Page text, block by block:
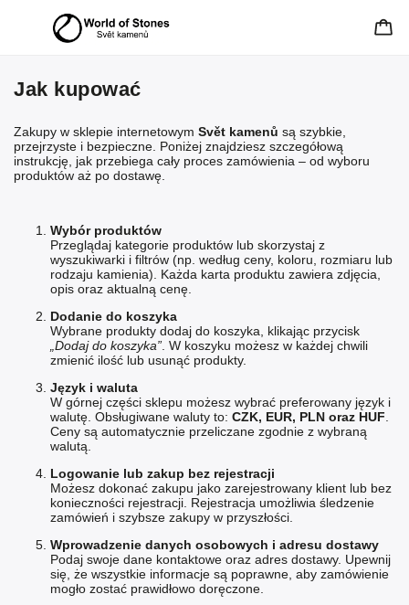
Jak kupować
Zakupy w sklepie internetowym Svět kamenů są szybkie,
przejrzyste i bezpieczne. Poniżej znajdziesz szczegółową
instrukcję, jak przebiega cały proces zamówienia – od wyboru
produktów aż po dostawę.
Wybór produktów
Przeglądaj kategorie produktów lub skorzystaj z
wyszukiwarki i filtrów (np. według ceny, koloru, rozmiaru lub
rodzaju kamienia). Każda karta produktu zawiera zdjęcia,
opis oraz aktualną cenę.
Dodanie do koszyka
Wybrane produkty dodaj do koszyka, klikając przycisk
„Dodaj do koszyka” . W koszyku możesz w każdej chwili
zmienić ilość lub usunąć produkty.
Język i waluta
W górnej części sklepu możesz wybrać preferowany język i
walutę. Obsługiwane waluty to: CZK, EUR, PLN oraz HUF
Ceny są automatycznie przeliczane zgodnie z wybraną
walutą.
Logowanie lub zakup bez rejestracji
Możesz dokonać zakupu jako zarejestrowany klient lub bez
konieczności rejestracji. Rejestracja umożliwia śledzenie
zamówień i szybsze zakupy w przyszłości.
Wprowadzenie danych osobowych i adresu dostawy
Podaj swoje dane kontaktowe oraz adres dostawy. Upewnij
się, że wszystkie informacje są poprawne, aby zamówienie
mogło zostać prawidłowo doręczone.